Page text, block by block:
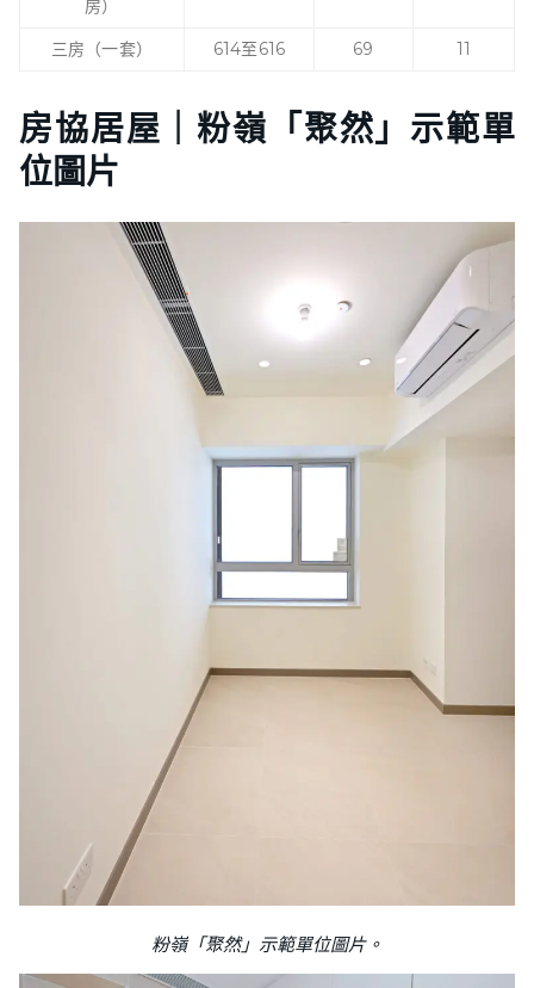
房）
三房（一套）
614至616 69 11
房協居屋｜粉嶺「聚然」示範單
位圖片
粉嶺「聚然」示範單位圖片。